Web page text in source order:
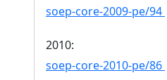
soep-core-2009-pe/94
2010:
soep-core-2010-pe/86